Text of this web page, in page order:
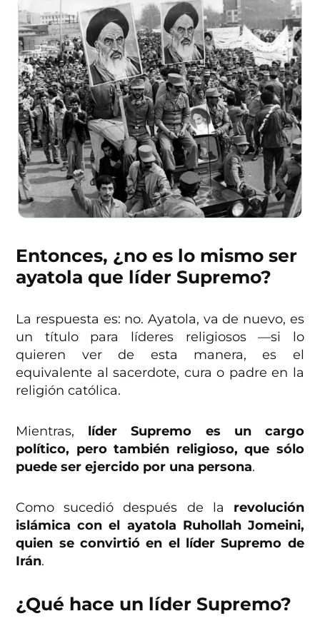
Entonces, ¿no es lo mismo ser
ayatola que líder Supremo?
La respuesta es: no. Ayatola, va de nuevo, es
un título para líderes religiosos —si lo
quieren ver de esta manera, es el
equivalente al sacerdote, cura o padre en la
religión católica.
Mientras, líder Supremo es un cargo
político, pero también religioso, que sólo
puede ser ejercido por una persona.
Como sucedió después de la revolución
islámica con el ayatola Ruhollah Jomeini,
quien se convirtió en el líder Supremo de
Irán.
¿Qué hace un líder Supremo?